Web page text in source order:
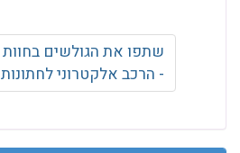
- הרכב אלקטרוני לחתונות